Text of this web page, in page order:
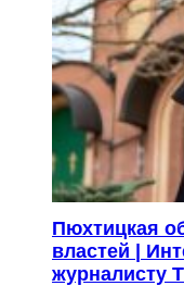
Пюхтицкая
властей |
журналисту